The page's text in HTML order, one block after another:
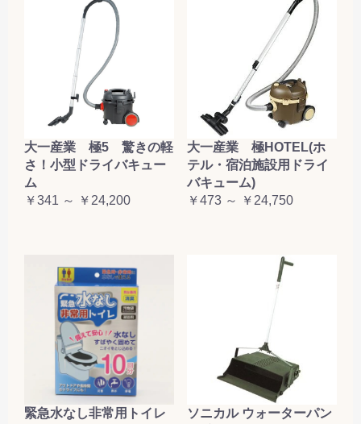
大一産業 極5 驚きの軽
さ！小型ドライバキュー
ム
￥341 ～ ￥24,200
大一産業 極HOTEL(ホ
テル・宿泊施設用ドライ
バキューム)
￥473 ～ ￥24,750
緊急水なし非常用トイレ
ソニカル ウォーターパン